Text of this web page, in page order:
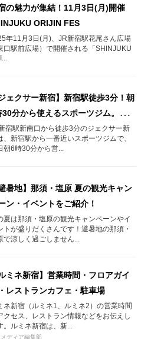
の魅力が集結！11月3日(月)開催
ORIJIN FES
年11月3日(月)、JR新宿駅花尾さん広場
口駅前広場）で開催される「SHINJUKU
ジェクサー新宿】新宿駅徒歩3分！朝
30分から使えるスポーツジム。朝サ
・朝ヨガ・朝トレーニング・朝プ
も！
宿駅新南口から徒歩3分のジェクサー新
、新宿駅から一番近いスポーツジムで、
朝6時30分から営...
避暑地】那須・塩原 夏の観光キャン
ン・イベントをご紹介！
夏は那須・塩原の観光キャンペーンやイ
トが盛りだくさんです！避暑地の那須・
で涼しく過ごしません...
ルミネ新宿】営業時間・フロアガイ
レストランカフェ・駐車場
ネ新宿（ルミネ1、ルミネ2）の営業時間
クセス、レストラン情報などをお伝えし
。ルミネ新宿は、新...
ディア編集部